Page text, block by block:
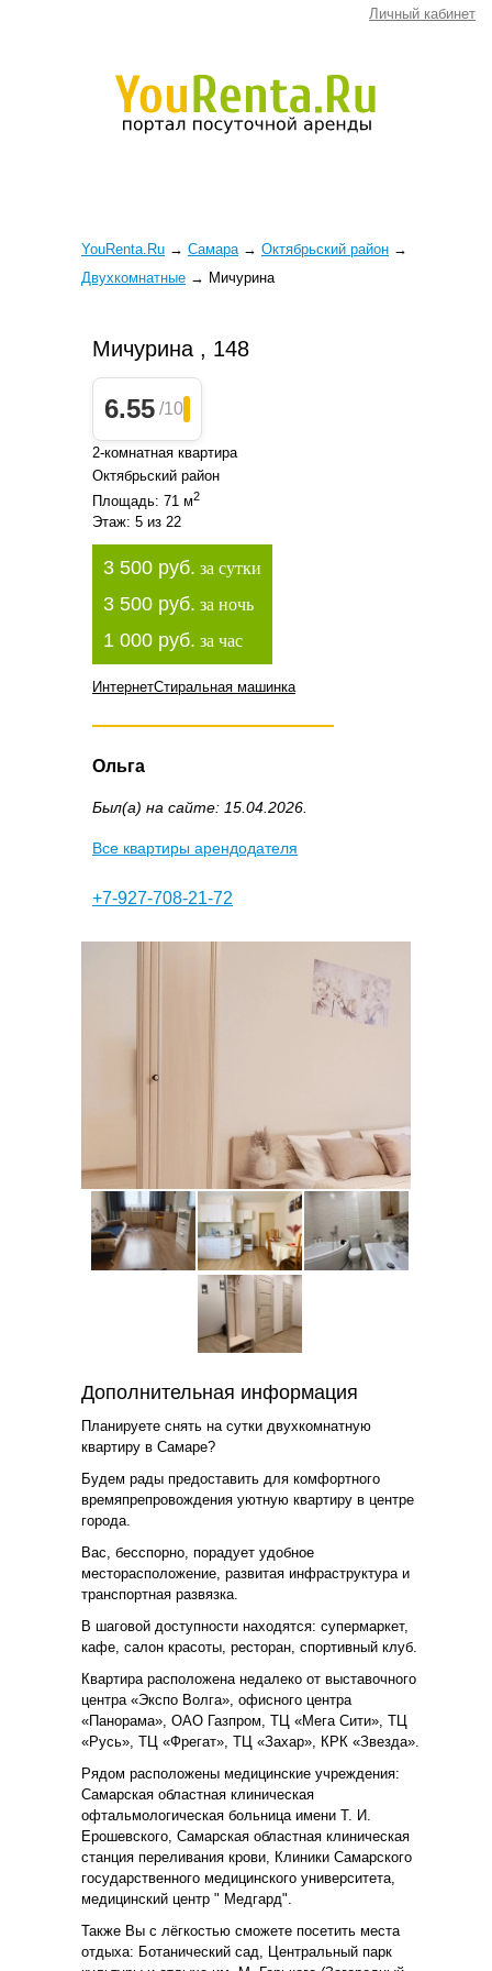
Личный кабинет
YouRenta.Ru → Самара → Октябрьский район →
Двухкомнатные → Мичурина
Мичурина , 148
6.55 /10
2-комнатная квартира
Октябрьский район
Площадь: 71 м2
Этаж: 5 из 22
3 500 руб. за сутки
3 500 руб. за ночь
1 000 руб. за час
ИнтернетСтиральная машинка
Ольга
Был(а) на сайте: 15.04.2026.
Все квартиры арендодателя
+7-927-708-21-72
Дополнительная информация
Планируете снять на сутки двухкомнатную
квартиру в Самаре?
Будем рады предоставить для комфортного
времяпрепровождения уютную квартиру в центре
города.
Вас, бесспорно, порадует удобное
месторасположение, развитая инфраструктура и
транспортная развязка.
В шаговой доступности находятся: супермаркет,
кафе, салон красоты, ресторан, спортивный клуб.
Квартира расположена недалеко от выставочного
центра «Экспо Волга», офисного центра
«Панорама», ОАО Газпром, ТЦ «Мега Сити», ТЦ
«Русь», ТЦ «Фрегат», ТЦ «Захар», КРК «Звезда».
Рядом расположены медицинские учреждения:
Самарская областная клиническая
офтальмологическая больница имени Т. И.
Ерошевского, Самарская областная клиническая
станция переливания крови, Клиники Самарского
государственного медицинского университета,
медицинский центр " Медгард".
Также Вы с лёгкостью сможете посетить места
отдыха: Ботанический сад, Центральный парк